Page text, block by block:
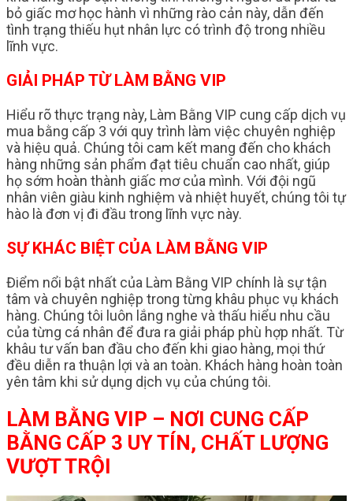
bỏ giấc mơ học hành vì những rào cản này, dẫn đến
tình trạng thiếu hụt nhân lực có trình độ trong nhiều
lĩnh vực.
GIẢI PHÁP TỪ LÀM BẰNG VIP
Hiểu rõ thực trạng này, Làm Bằng VIP cung cấp dịch vụ
mua bằng cấp 3 với quy trình làm việc chuyên nghiệp
và hiệu quả. Chúng tôi cam kết mang đến cho khách
hàng những sản phẩm đạt tiêu chuẩn cao nhất, giúp
họ sớm hoàn thành giấc mơ của mình. Với đội ngũ
nhân viên giàu kinh nghiệm và nhiệt huyết, chúng tôi tự
hào là đơn vị đi đầu trong lĩnh vực này.
SỰ KHÁC BIỆT CỦA LÀM BẰNG VIP
Điểm nổi bật nhất của Làm Bằng VIP chính là sự tận
tâm và chuyên nghiệp trong từng khâu phục vụ khách
hàng. Chúng tôi luôn lắng nghe và thấu hiểu nhu cầu
của từng cá nhân để đưa ra giải pháp phù hợp nhất. Từ
khâu tư vấn ban đầu cho đến khi giao hàng, mọi thứ
đều diễn ra thuận lợi và an toàn. Khách hàng hoàn toàn
yên tâm khi sử dụng dịch vụ của chúng tôi.
LÀM BẰNG VIP – NƠI CUNG CẤP
BẰNG CẤP 3 UY TÍN, CHẤT LƯỢNG
VƯỢT TRỘI